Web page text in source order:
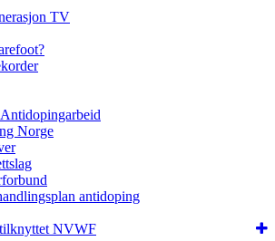
TV
Norge
antidoping
NVWF